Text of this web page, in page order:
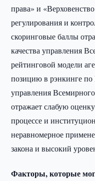
права» и
регулирования и
скоринговые баллы
качества управления
рейтинговой модели
позицию в рэнкинге по
управления
отражает слабую
процессе и
неравномерное
закона и высокий
Факторы, которые